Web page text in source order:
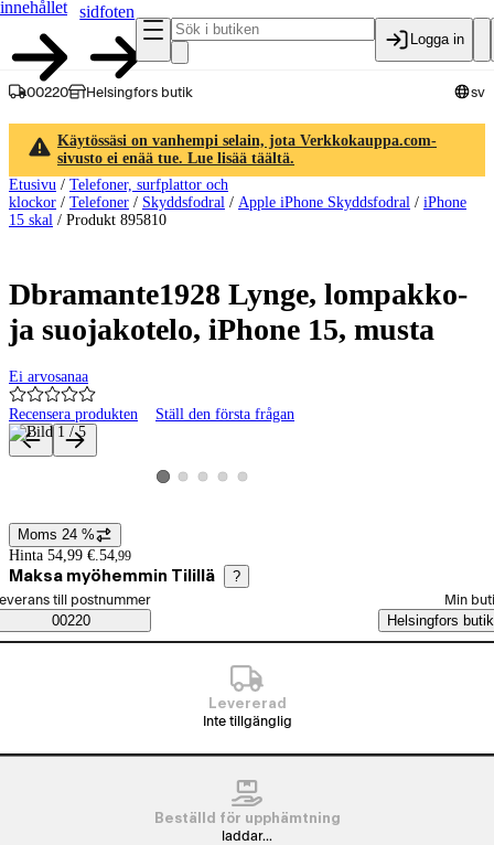
innehållet
sidfoten
Logga in
00220 Helsingfors butik sv
Käytössäsi on vanhempi selain, jota Verkkokauppa.com-
sivusto ei enää tue. Lue lisää täältä.
Etusivu / Telefoner, surfplattor och
klockor / Telefoner / Skyddsfodral / Apple iPhone Skyddsfodral / iPhone
15 skal / Produkt 895810
Dbramante1928 Lynge, lompakko-
ja suojakotelo, iPhone 15, musta
Ei arvosanaa
Recensera produkten Ställ den första frågan
Produktbilder och videor
Visa produktbild 1
Visa produktbild 2
Visa produktbild 3
Visa produktbild 4
Visa produktbild 5
Prisinformation
Moms 24 %
Hinta 54,99 €. 54,99
Maksa myöhemmin Tilillä ?
Saatavuustiedot
beställningssätt
till postnummer
00220
Min
Helsingfors butik
Levererad
Inte tillgänglig
Beställd för upphämtning
laddar...